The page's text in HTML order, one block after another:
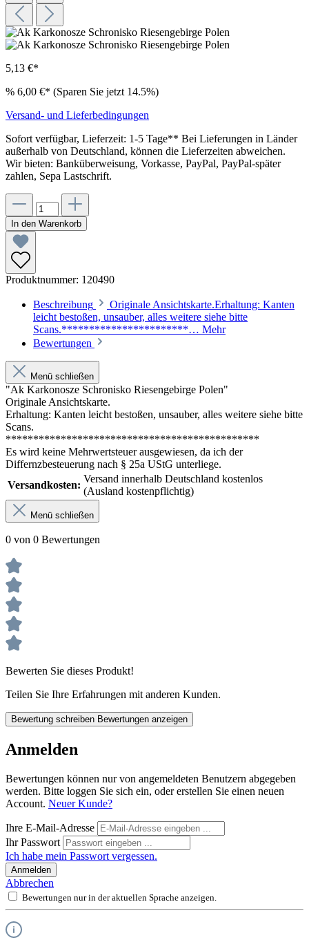
5,13 €*
% 6,00 €* (Sparen Sie jetzt 14.5%)
Versand- und Lieferbedingungen
Sofort verfügbar, Lieferzeit: 1-5 Tage** Bei Lieferungen in Länder
außerhalb von Deutschland, können die Lieferzeiten abweichen.
Wir bieten: Banküberweisung, Vorkasse, PayPal, PayPal-später
zahlen, Sepa Lastschrift.
In den Warenkorb
Produktnummer: 120490
Beschreibung
Originale Ansichtskarte.Erhaltung: Kanten
leicht bestoßen, unsauber, alles weitere siehe bitte
Scans.***********************… Mehr
Bewertungen
Menü schließen
"Ak Karkonosze Schronisko Riesengebirge Polen"
Originale Ansichtskarte.
Erhaltung: Kanten leicht bestoßen, unsauber, alles weitere siehe bitte
Scans.
**********************************************
Es wird keine Mehrwertsteuer ausgewiesen, da ich der
Differnzbesteuerung nach § 25a UStG unterliege.
Versandkosten:
Versand innerhalb Deutschland kostenlos
(Ausland kostenpflichtig)
Menü schließen
0 von 0 Bewertungen
Bewerten Sie dieses Produkt!
Teilen Sie Ihre Erfahrungen mit anderen Kunden.
Bewertung schreiben Bewertungen anzeigen
Anmelden
Bewertungen können nur von angemeldeten Benutzern abgegeben
werden. Bitte loggen Sie sich ein, oder erstellen Sie einen neuen
Account. Neuer Kunde?
Ihre E-Mail-Adresse
Ihr Passwort
Ich habe mein Passwort vergessen.
Anmelden
Abbrechen
Bewertungen nur in der aktuellen Sprache anzeigen.